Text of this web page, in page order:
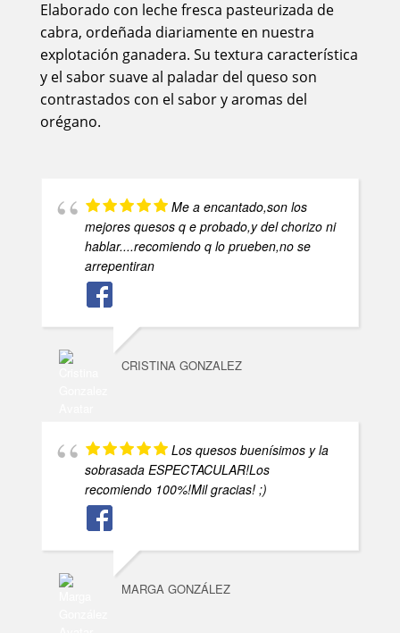
Elaborado con leche fresca pasteurizada de
cabra, ordeñada diariamente en nuestra
explotación ganadera. Su textura característica
y el sabor suave al paladar del queso son
contrastados con el sabor y aromas del
orégano.
Me a encantado,son los
mejores quesos q e probado,y del chorizo ni
hablar....recomiendo q lo prueben,no se
arrepentiran
CRISTINA GONZALEZ
Los quesos buenísimos y la
sobrasada ESPECTACULAR!Los
recomiendo 100%!Mil gracias! ;)
MARGA GONZÁLEZ